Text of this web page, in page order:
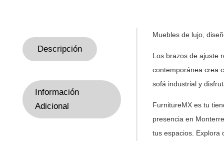
Descripción
Información
Adicional
Muebles de lujo,
Los brazos de ajuste
contemporánea crea
sofá industrial y
FurnitureMX es tu
presencia en
tus espacios. Explora